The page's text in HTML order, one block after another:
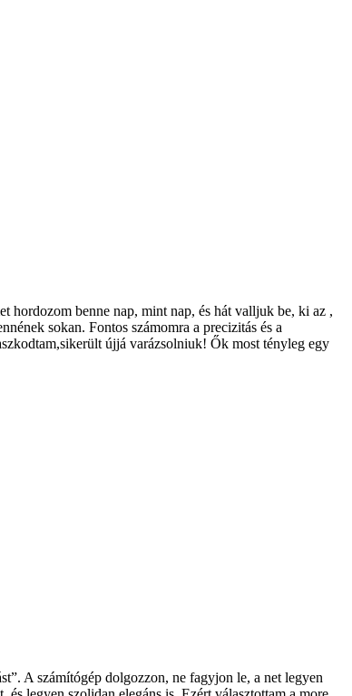
hordozom benne nap, mint nap, és hát valljuk be, ki az ,
sokan. Fontos számomra a precizitás és a
újjá varázsolniuk! Ők most tényleg egy
A számítógép dolgozzon, ne fagyjon le, a net legyen